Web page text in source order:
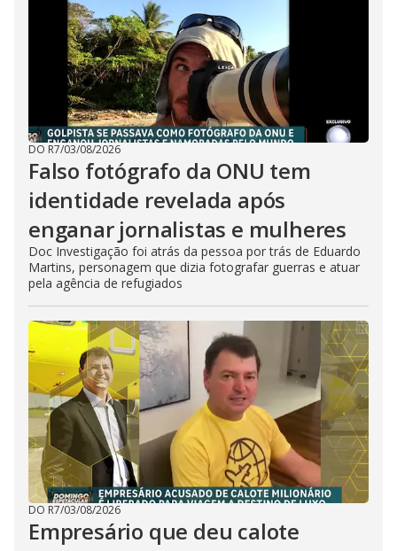
DO R7/03/08/2026
Falso fotógrafo da ONU tem
identidade revelada após
enganar jornalistas e mulheres
Doc Investigação foi atrás da pessoa por trás de Eduardo
Martins, personagem que dizia fotografar guerras e atuar
pela agência de refugiados
DO R7/03/08/2026
Empresário que deu calote